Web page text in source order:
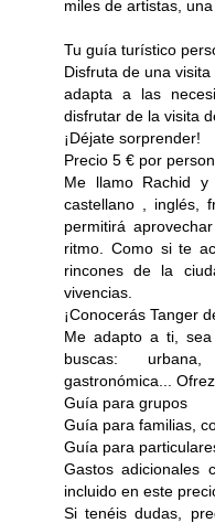
miles de artistas,
Tu guía turístico
Disfruta de una
adapta a las
disfrutar de la visita
¡Déjate sorprender!
Precio 5 € por
Me llamo Rachid
castellano , inglés,
permitirá
ritmo. Como si te
rincones de la
vivencias.
¡Conocerás Tanger
Me adapto a ti,
buscas:
gastronómica...
Guía para grupos
Guía para familias,
Guía para
Gastos adicionales
incluido en este
Si tenéis dudas,